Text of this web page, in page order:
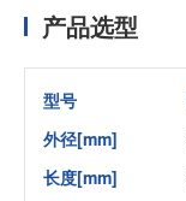
产品选型
型号
外径[mm]
长度[mm]